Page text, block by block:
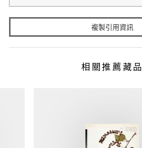
複製引用資訊
相關推薦藏品